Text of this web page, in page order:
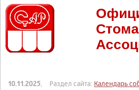
10.11.2025 , Раздел сайта: Календарь